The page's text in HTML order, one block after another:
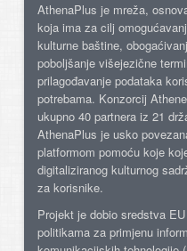
AthenaPlus je mreža,
koja ima za cilj
kulturne baštine,
poboljšanje višejezične
prilagođavanje podataka
potrebama. Konzorcij
ukupno 40 partnera iz 21
AthenaPlus je usko
platformom pomoću koje
digitaliziranog kulturnog
za korisnike.
Projekt je dobio sredstva
politikama za primjenu